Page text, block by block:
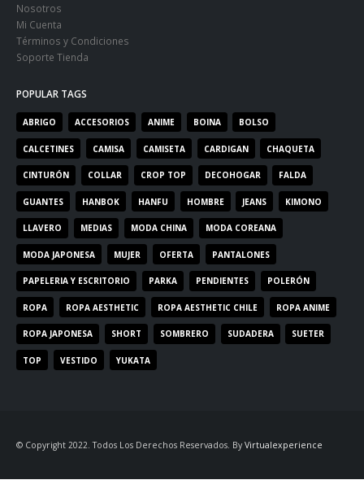
Nosotros
Mi Cuenta
Términos y Condiciones
Soporte Tienda
POPULAR TAGS
ABRIGO ACCESORIOS ANIME BOINA BOLSO
CALCETINES CAMISA CAMISETA CARDIGAN CHAQUETA
CINTURÓN COLLAR CROP TOP DECOHOGAR FALDA
GUANTES HANBOK HANFU HOMBRE JEANS KIMONO
LLAVERO MEDIAS MODA CHINA MODA COREANA
MODA JAPONESA MUJER OFERTA PANTALONES
PAPELERIA Y ESCRITORIO PARKA PENDIENTES POLERÓN
ROPA ROPA AESTHETIC ROPA AESTHETIC CHILE ROPA ANIME
ROPA JAPONESA SHORT SOMBRERO SUDADERA SUETER
TOP VESTIDO YUKATA
© Copyright 2022. Todos Los Derechos Reservados. By Virtualexperience